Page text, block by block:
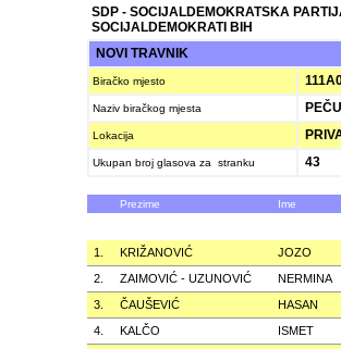
SDP - SOCIJALDEMOKRATSKA
SOCIJALDEMOKRATI BIH
NOVI TRAVNIK
Biračko mjesto
Naziv biračkog mjesta
Lokacija
Ukupan broj glasova za stranku 43
Prezime Ime
1. KRIŽANOVIĆ
JOZO
2.
ZAIMOVIĆ - UZUNOVIĆ
NERMINA
3.
ČAUŠEVIĆ
HASAN
4.
KALČO
ISMET